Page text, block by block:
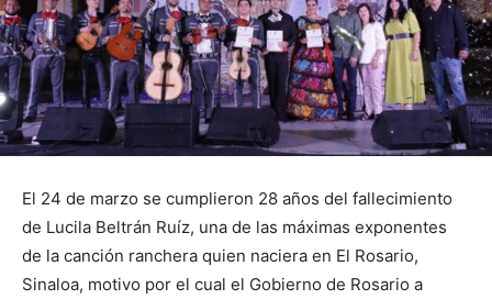
El 24 de marzo se cumplieron 28 años del fallecimiento
de Lucila Beltrán Ruíz, una de las máximas exponentes
de la canción ranchera quien naciera en El Rosario,
Sinaloa, motivo por el cual el Gobierno de Rosario a